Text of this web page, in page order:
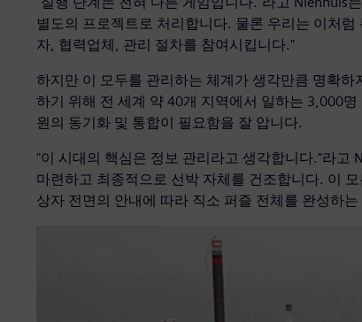
별도의 프로젝트로 처리합니다. 물론 우리는 이처
자, 협력업체, 관리 절차를 참여시킵니다."
하지만 이 모두를 관리하는 체계가 생각만큼 명확하
하기 위해 전 세계 약 40개 지역에서 일하는 3,000
원의 동기화 및 통합이 필요함을 잘 압니다.
"이 시대의 핵심은 정보 관리라고 생각합니다."라고
마련하고 최종적으로 선박 자체를 건조합니다. 이
상자 전면의 안내에 따라 직소 퍼즐 전체를 완성하